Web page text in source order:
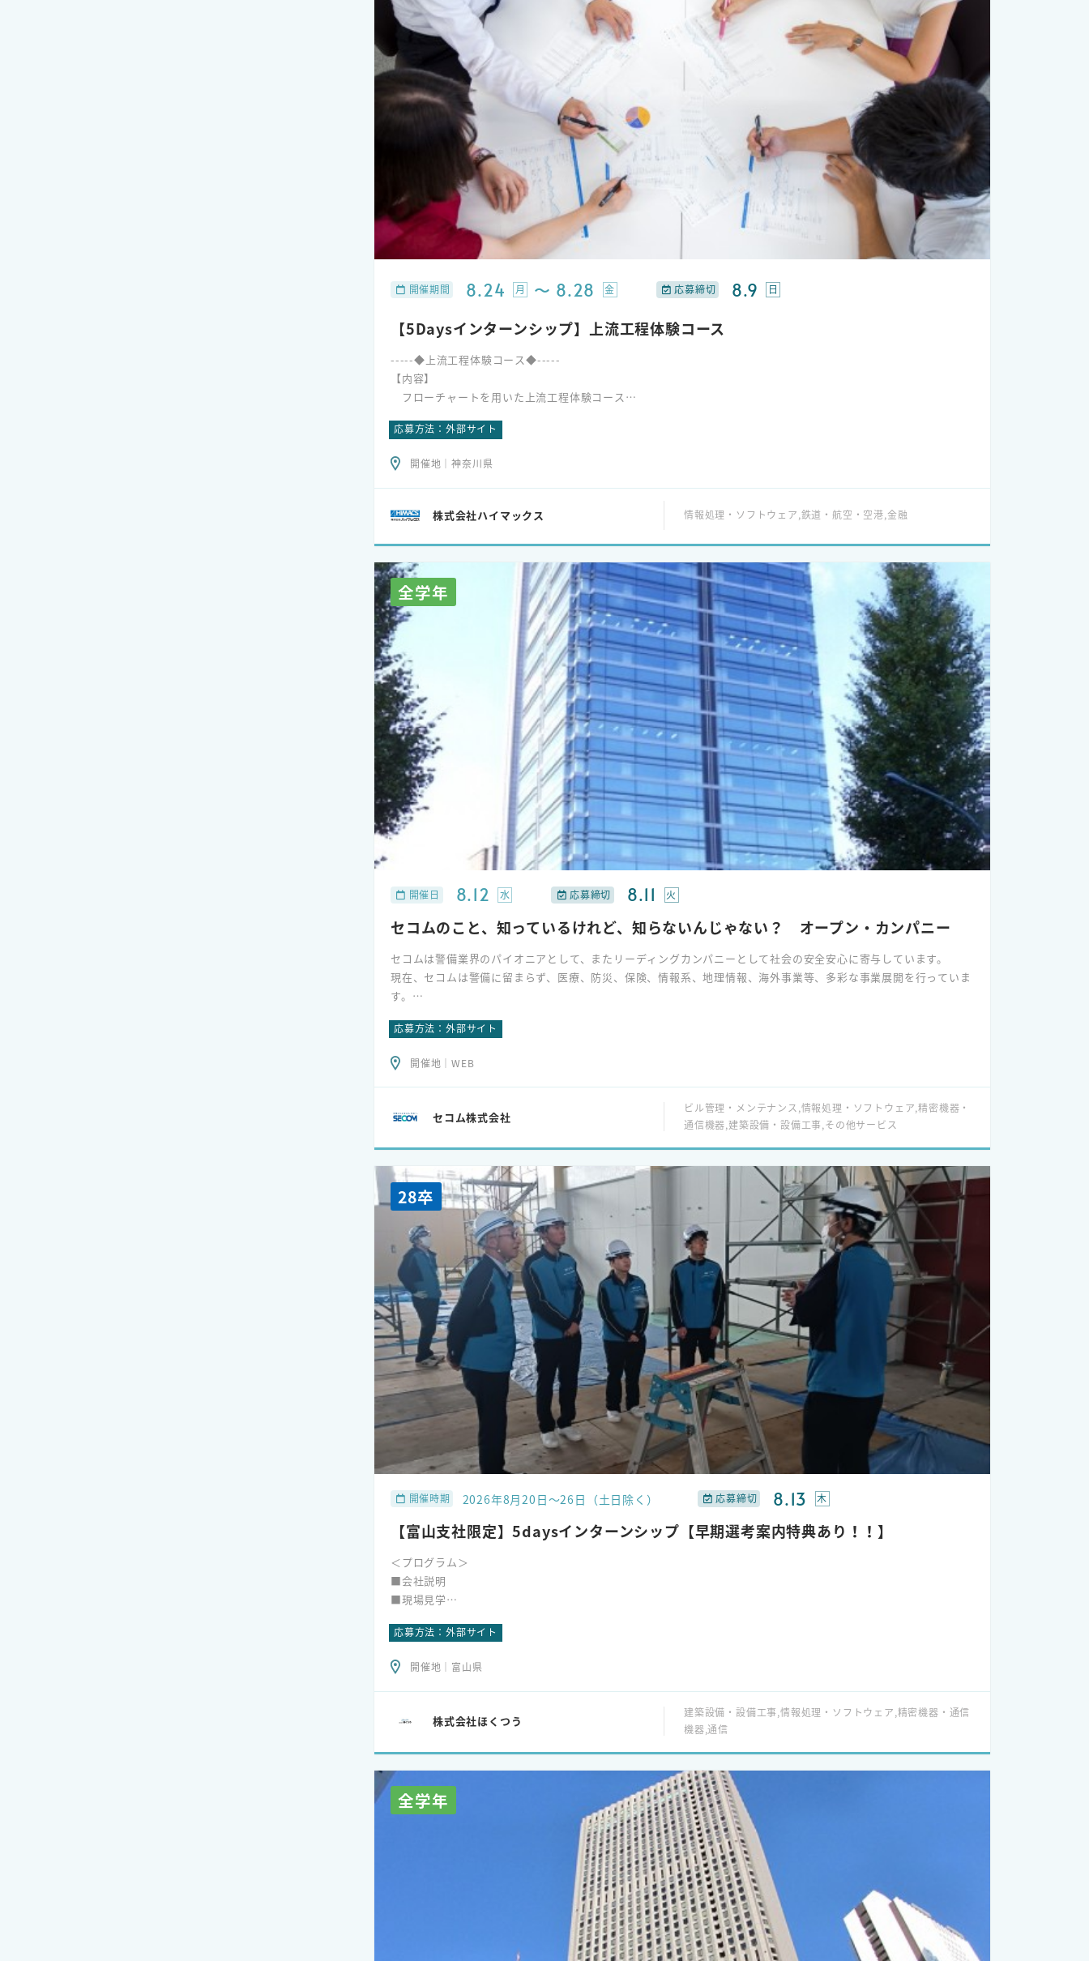
開催期間 8.24 月 〜 8.28 金 応募締切 8.9 日
【5Daysインターンシップ】上流工程体験コース
-----◆上流工程体験コース◆-----
【内容】
フローチャートを用いた上流工程体験コース
要件定義、フローチャート作成など、上流工程を体験できます。
【プログラム】※システム開発は行いません
・インターンシップ生として成長を促すワーク
・SEとして必要な基礎スキル、業界理解を深めるワークなど
※SEに必要なスキルを身につけながら、働くイメージやハイマックスについてを学んでいただくことができま
す。
応募方法：外部サイト
開催地｜神奈川県
情報処理・ソフトウェア,鉄道・航空・空港,金融
株式会社ハイマックス
全学年
開催日 8.12 水 応募締切 8.11 火
セコムのこと、知っているけれど、知らないんじゃない？ オープン・カンパニー
セコムは警備業界のパイオニアとして、またリーディングカンパニーとして社会の安全安心に寄与しています。
現在、セコムは警備に留まらず、医療、防災、保険、情報系、地理情報、海外事業等、多彩な事業展開を行っていま
す。
す。
後半には実際に技術部門で働く社員にお越しいただき、質問ができる座談会もあります！
「セコムについて手軽に詳しく知りたい」という方にぴったりのプログラムです。
■フィールドエンジニア職について
ご契約先にて機械警備システム、入退出システム、監視カメラ等の導入支援からシステムの機能維持のための点検・
保守・修理対応を行う業務となります。
高度なセキュリティ技術とネットワークインフラを活用し、お客様に「安全・安心」を届ける技術集団です。
“縁の下の力持ち”としてシステムの安定稼働を根幹から支える最前線のプロフェッショナル。
技術力と現場での対応を駆使し、最善の警備プランニングの提供、トラブルの未然防止や障害発生時の迅速な復旧対
応を通じて、お客様との信頼を築いていく仕事になります。
■日程
８月１２日(水) 19時00分～20時00分予定 応募締切 8月11日(火)正午
■内容（予定）
1．業界・会社概要紹介
2．新設した「フィールドエンジニア職」の働き方について
3．社員座談会
※WEB会議ツールはZoomを使用します。
応募方法：外部サイト
開催地｜WEB
ビル管理・メンテナンス,情報処理・ソフトウェア,精密機器・
通信機器,建築設備・設備工事,その他サービス
セコム株式会社
28卒
開催時期 2026年8月20日～26日（土日除く） 応募締切 8.13 木
【富山支社限定】5daysインターンシップ【早期選考案内特典あり！！】
＜プログラム＞
■会社説明
■現場見学
■フィードバック など
応募方法：外部サイト
開催地｜富山県
建築設備・設備工事,情報処理・ソフトウェア,精密機器・通信
機器,通信
株式会社ほくつう
全学年